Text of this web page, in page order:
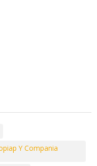
Y Compania